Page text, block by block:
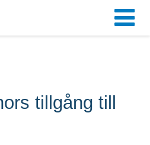
tillgång till